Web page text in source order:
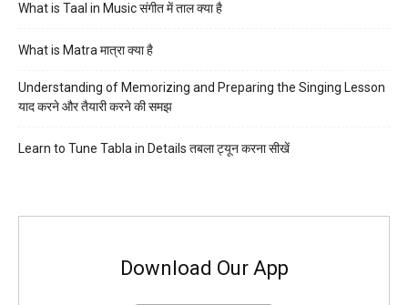
What is Taal in Music संगीत में ताल क्या है
What is Matra मात्रा क्या है
Understanding of Memorizing and Preparing the Singing Lesson
याद करने और तैयारी करने की समझ
Learn to Tune Tabla in Details तबला ट्यून करना सीखें
Download Our App